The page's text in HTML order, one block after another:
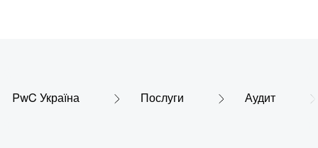
PwC Україна Послуги Аудит